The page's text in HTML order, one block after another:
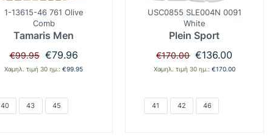
1-13615-46 761 Olive
Comb
Tamaris Men
€99.95 Original
price
was:
€79.96Η
τρέχουσα
Χαμηλ. τιμή 30 ημ.:€99.95
40 43 45
USC0855 SLE004N 0091
White
Plein Sport
€170.00 Original
price
was:
€136.00
τρέχουσα
Χαμηλ. τιμή 30 ημ.: €170.00
41 42 46